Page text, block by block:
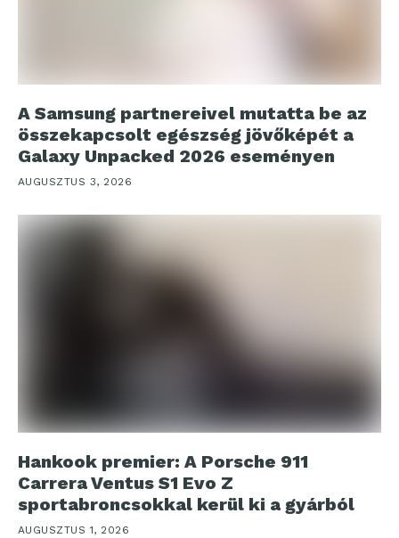
A Samsung partnereivel mutatta be az
összekapcsolt egészség jövőképét a
Galaxy Unpacked 2026 eseményen
AUGUSZTUS 3, 2026
Hankook premier: A Porsche 911
Carrera Ventus S1 Evo Z
sportabroncsokkal kerül ki a gyárból
AUGUSZTUS 1, 2026